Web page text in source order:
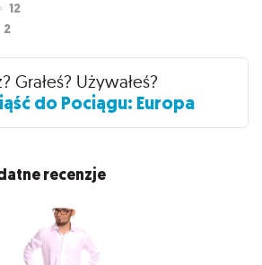
Grałeś? Używałeś?
do Pociągu: Europa
recenzje